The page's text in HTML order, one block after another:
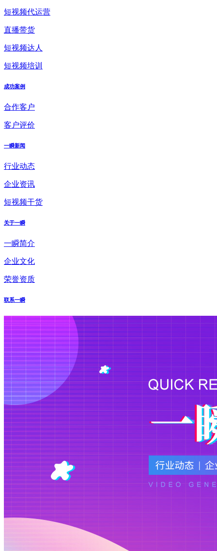
短视频代运营
直播带货
短视频达人
短视频培训
成功案例
合作客户
客户评价
一瞬新闻
行业动态
企业资讯
短视频干货
关于一瞬
一瞬简介
企业文化
荣誉资质
联系一瞬